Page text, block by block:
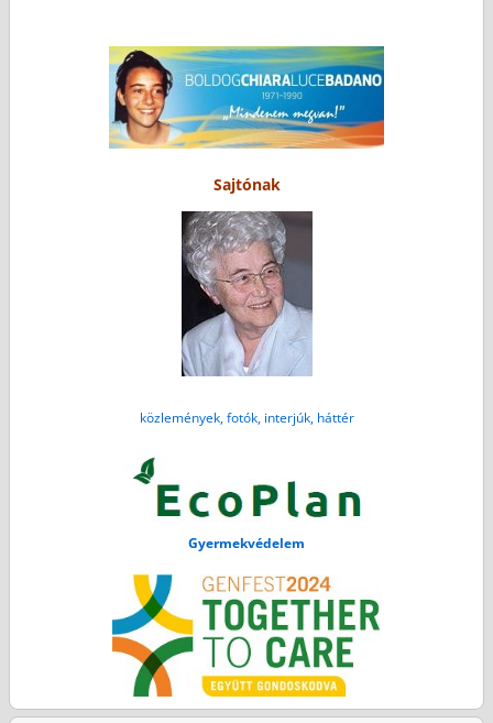
Sajtónak
közlemények, fotók, interjúk, háttér
Gyermekvédelem